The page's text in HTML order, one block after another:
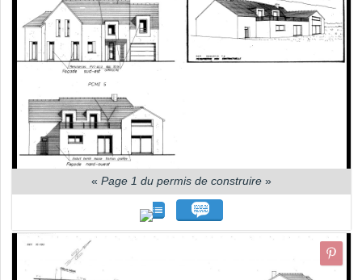
« Page 1 du permis de construire »